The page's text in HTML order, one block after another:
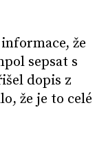
že
sepsat s
dopis z
že je to celé